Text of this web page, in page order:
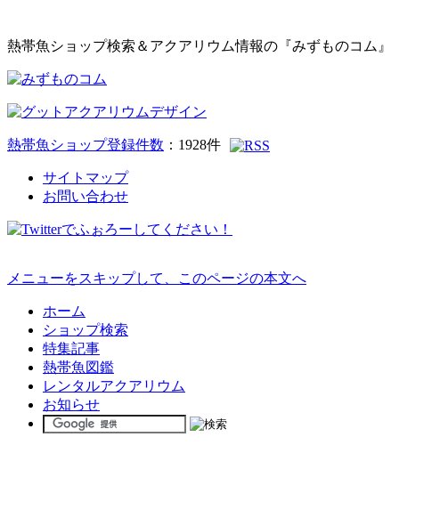
熱帯魚ショップ検索＆アクアリウム情報の『みずものコム』
熱帯魚ショップ登録件数 ： 1928件
サイトマップ
お問い合わせ
メニューをスキップして、このページの本文へ
ホーム
ショップ検索
特集記事
熱帯魚図鑑
レンタルアクアリウム
お知らせ